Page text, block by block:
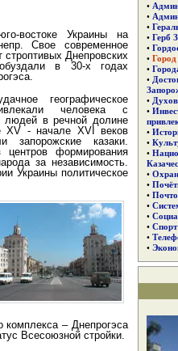
востоке Украины на
Свое современное
строптивых Днепровских
в 30-х годах
географическое
человека с
людей в речной долине
XV - начале XVI веков
запорожские казаки.
формирования
за независимость.
Украины политическое
комплекса – Днепрогэса
Всесоюзной стройки.
•
•
•
• Герб
•
• Город
•
•
•
•
•
•
•
•
•
•
•
•
• Спорт
•
•